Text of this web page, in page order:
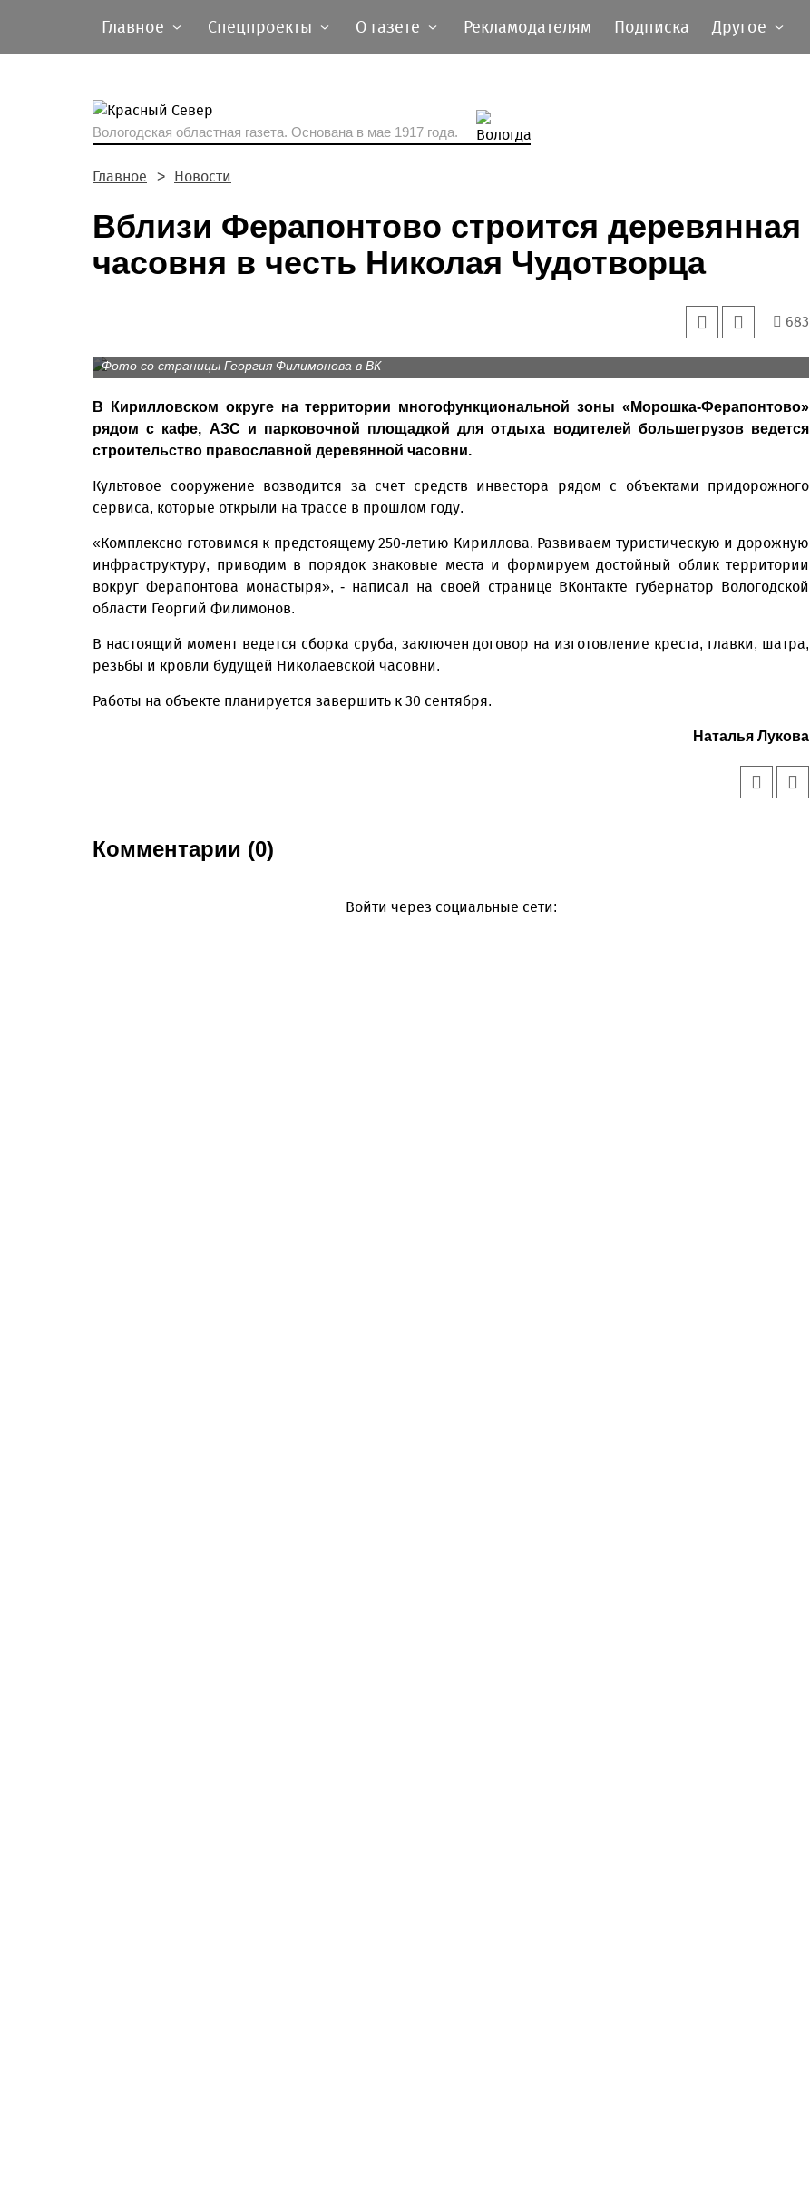
Главное Спецпроекты О газете Рекламодателям Подписка Другое
Вологодская областная газета. Основана в мае 1917 года.
Главное Новости
Вблизи Ферапонтово строится деревянная
часовня в честь Николая Чудотворца
683
Фото со страницы Георгия Филимонова в ВК
В Кирилловском округе на территории многофункциональной зоны «Морошка-Ферапонтово»
рядом с кафе, АЗС и парковочной площадкой для отдыха водителей большегрузов ведется
строительство православной деревянной часовни.
Культовое сооружение возводится за счет средств инвестора рядом с объектами придорожного
сервиса, которые открыли на трассе в прошлом году.
«Комплексно готовимся к предстоящему 250-летию Кириллова. Развиваем туристическую и дорожную
инфраструктуру, приводим в порядок знаковые места и формируем достойный облик территории
вокруг Ферапонтова монастыря», - написал на своей странице ВКонтакте губернатор Вологодской
области Георгий Филимонов.
В настоящий момент ведется сборка сруба, заключен договор на изготовление креста, главки, шатра,
резьбы и кровли будущей Николаевской часовни.
Работы на объекте планируется завершить к 30 сентября.
Наталья Лукова
Комментарии (0)
Войти через социальные сети: